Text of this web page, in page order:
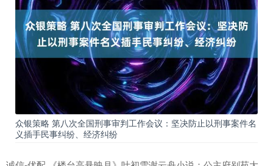
众银策略 第八次全国刑事审判工作会议：坚决防止以刑事案件名
义插手民事纠纷、经济纠纷